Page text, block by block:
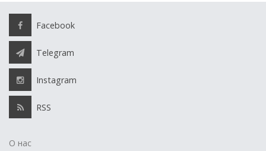
Facebook
Telegram
Instagram
RSS
О нас